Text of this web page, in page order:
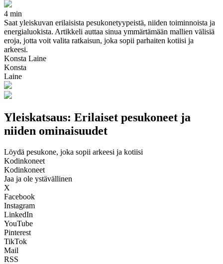
4 min
Saat yleiskuvan erilaisista pesukonetyypeistä, niiden toiminnoista ja
energialuokista. Artikkeli auttaa sinua ymmärtämään mallien välisiä
eroja, jotta voit valita ratkaisun, joka sopii parhaiten kotiisi ja
arkeesi.
Konsta Laine
Konsta
Laine
Yleiskatsaus: Erilaiset pesukoneet ja
niiden ominaisuudet
Löydä pesukone, joka sopii arkeesi ja kotiisi
Kodinkoneet
Kodinkoneet
Jaa ja ole ystävällinen
X
Facebook
Instagram
LinkedIn
YouTube
Pinterest
TikTok
Mail
RSS